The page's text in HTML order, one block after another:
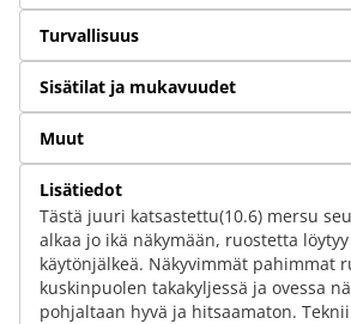
Turvallisuus
Sisätilat ja mukavuudet
Muut
Lisätiedot
Tästä juuri katsastettu(10.6) mersu
alkaa jo ikä näkymään, ruostetta
käytönjälkeä. Näkyvimmät pahimmat
kuskinpuolen takakyljessä ja ovessa
pohjaltaan hyvä ja hitsaamaton.